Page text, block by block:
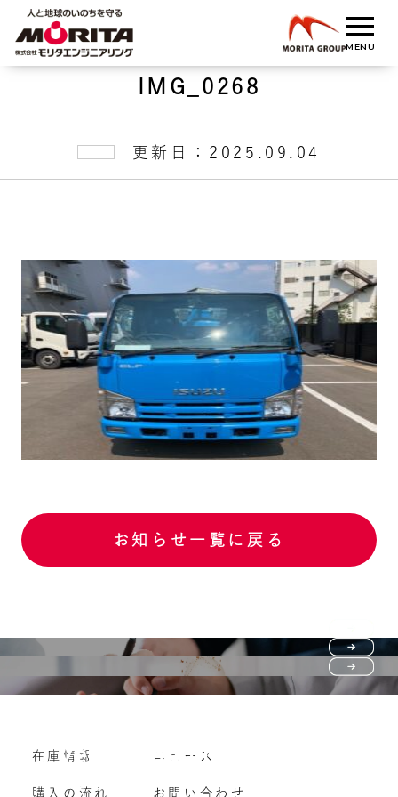
IMG_0268
更新日：2025.09.04
お知らせ一覧に戻る
購入の流れ
よくいただくご質問
Vehicle purchase
車両買い取り
在庫情報
購入の流れ
ニュース
お問い合わせ